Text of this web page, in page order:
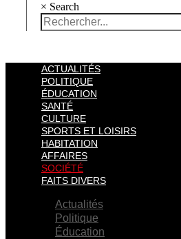
× Search
ACTUALITÉS
POLITIQUE
ÉDUCATION
SANTÉ
CULTURE
SPORTS ET LOISIRS
HABITATION
AFFAIRES
SOCIÉTÉ
FAITS DIVERS
Actualités
Politique
Éducation